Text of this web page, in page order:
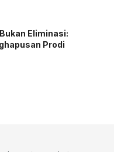
Eliminasi:
Prodi